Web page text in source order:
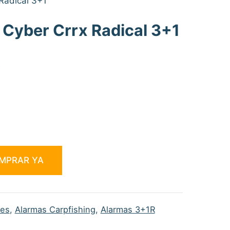
Crrx Radical 3+1
YA
, Alarmas Carpfishing, Alarmas 3+1R